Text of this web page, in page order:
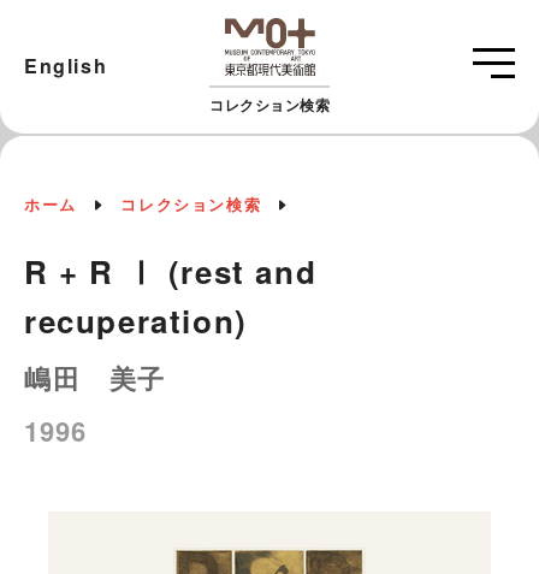
コレクション検索
English
ホーム コレクション検索
R + R Ⅰ (rest and
recuperation)
嶋田 美子
1996